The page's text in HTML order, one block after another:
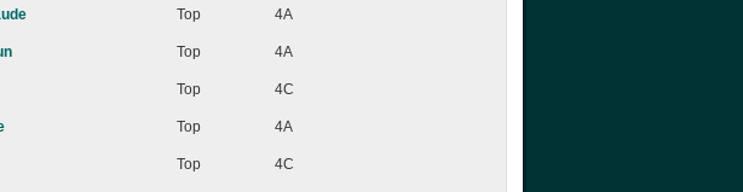
Top 4A
Top 4A
Top 4C
Top 4A
Top 4C